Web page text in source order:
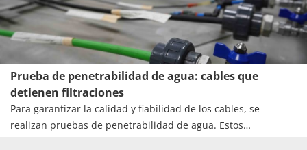
optimización del funcionamiento de la maquinaria.
Prueba de penetrabilidad de agua: cables que
detienen filtraciones
Para garantizar la calidad y fiabilidad de los cables, se
realizan pruebas de penetrabilidad de agua. Estos